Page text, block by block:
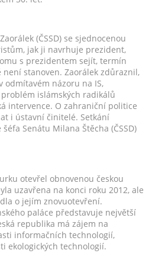
(ČSSD) se sjednocenou
jak ji navrhuje prezident,
s prezidentem sejít, termín
stanoven. Zaorálek zdůraznil,
odmítavém názoru na IS,
islámských radikálů
intervence. O zahraniční politice
i ústavní činitelé. Setkání
Senátu Milana Štěcha (ČSSD)
otevřel obnovenou českou
uzavřena na konci roku 2012, ale
o jejím znovuotevření.
paláce představuje největší
republika má zájem na
informačních technologií,
ekologických technologií.